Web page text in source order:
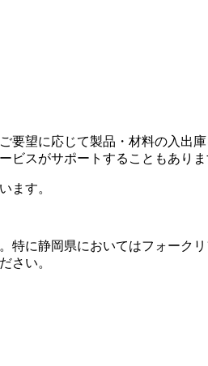
要望に応じて製品・材料の入出
スがサポートすることもありま
ます。
特に静岡県においてはフォーク
さい。